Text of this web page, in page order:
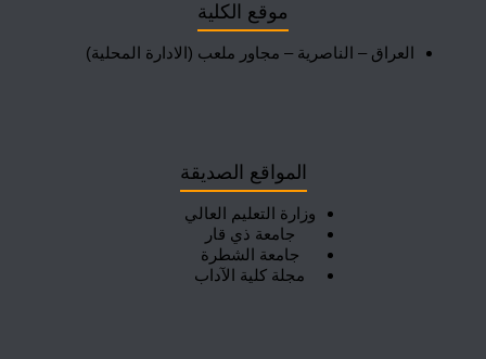
موقع الكلية
العراق – الناصرية – مجاور ملعب (الادارة المحلية)
المواقع الصديقة
وزارة التعليم العالي
جامعة ذي قار
جامعة الشطرة
مجلة كلية الآداب